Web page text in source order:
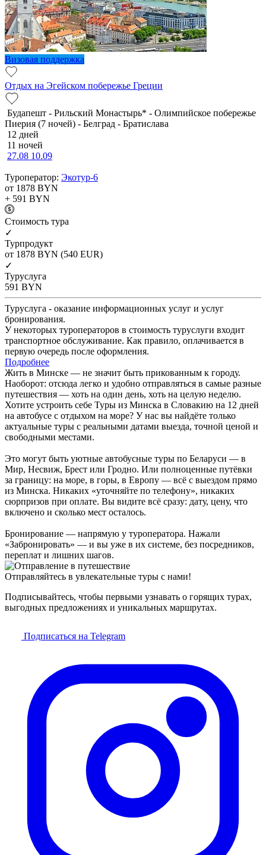
Визовая поддержка
Отдых на Эгейском побережье Греции
Будапешт - Рильский Монастырь* - Олимпийское побережье
Пиерия (7 ночей) - Белград - Братислава
12 дней
11 ночей
27.08 10.09
Туроператор: Экотур-6
от 1878 BYN
+ 591 BYN
Cтоимость тура
✓
Турпродукт
от 1878 BYN (540 EUR)
✓
Туруслуга
591 BYN
Туруслуга - оказание информационных услуг и услуг
бронирования.
У некоторых туроператоров в стоимость туруслуги входит
транспортное обслуживание. Как правило, оплачивается в
первую очередь после оформления.
Подробнее
Жить в Минске — не значит быть прикованным к городу.
Наоборот: отсюда легко и удобно отправляться в самые разные
путешествия — хоть на один день, хоть на целую неделю.
Хотите устроить себе Туры из Минска в Словакию на 12 дней
на автобусе с отдыхом на море? У нас вы найдёте только
актуальные туры с реальными датами выезда, точной ценой и
свободными местами.
Это могут быть уютные автобусные туры по Беларуси — в
Мир, Несвиж, Брест или Гродно. Или полноценные путёвки
за границу: на море, в горы, в Европу — всё с выездом прямо
из Минска. Никаких «уточняйте по телефону», никаких
сюрпризов при оплате. Вы видите всё сразу: дату, цену, что
включено и сколько мест осталось.
Бронирование — напрямую у туроператора. Нажали
«Забронировать» — и вы уже в их системе, без посредников,
переплат и лишних шагов.
Отправляйтесь в увлекательные туры с нами!
Подписывайтесь, чтобы первыми узнавать о горящих турах,
выгодных предложениях и уникальных маршрутах.
Подписаться на Telegram